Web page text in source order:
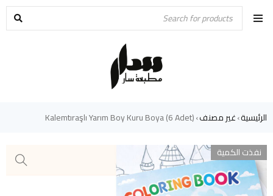
الرئيسية›غير مصنف›
Kalemtıraşlı Yarım Boy Kuru Boya (6 Adet)
نفذت الكمية